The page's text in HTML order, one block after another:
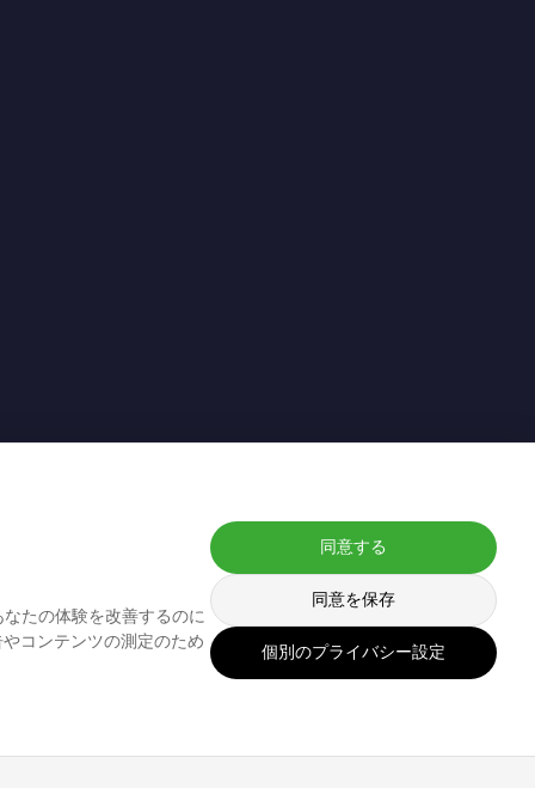
たの体験を改善するのに
コンテンツの測定のため
同意する
同意を保存
個別のプライバシー設定